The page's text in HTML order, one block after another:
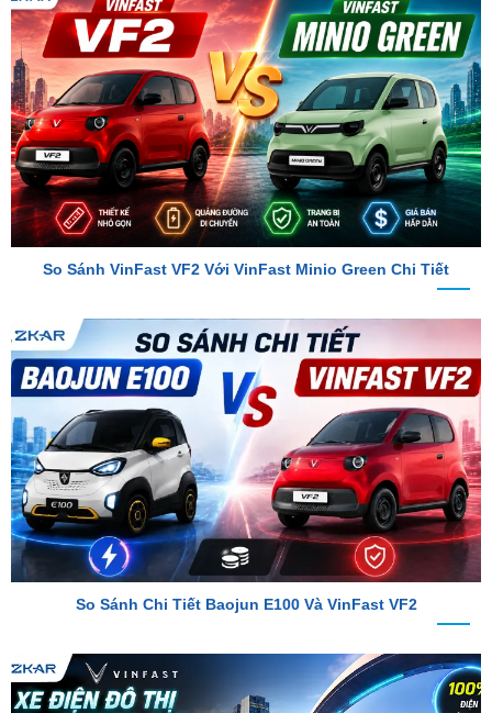
So Sánh VinFast VF2 Với VinFast Minio Green Chi Tiết
So Sánh Chi Tiết Baojun E100 Và VinFast VF2